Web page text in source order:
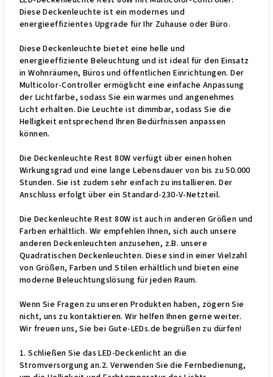
Diese Deckenleuchte ist ein modernes und
energieeffizientes Upgrade für Ihr Zuhause oder Büro.
Diese Deckenleuchte bietet eine helle und
energieeffiziente Beleuchtung und ist ideal für den Einsatz
in Wohnräumen, Büros und öffentlichen Einrichtungen. Der
Multicolor-Controller ermöglicht eine einfache Anpassung
der Lichtfarbe, sodass Sie ein warmes und angenehmes
Licht erhalten. Die Leuchte ist dimmbar, sodass Sie die
Helligkeit entsprechend Ihren Bedürfnissen anpassen
können.
Die Deckenleuchte Rest 80W verfügt über einen hohen
Wirkungsgrad und eine lange Lebensdauer von bis zu 50.000
Stunden. Sie ist zudem sehr einfach zu installieren. Der
Anschluss erfolgt über ein Standard-230-V-Netzteil.
Die Deckenleuchte Rest 80W ist auch in anderen Größen und
Farben erhältlich. Wir empfehlen Ihnen, sich auch unsere
anderen Deckenleuchten anzusehen, z.B. unsere
Quadratischen Deckenleuchten. Diese sind in einer Vielzahl
von Größen, Farben und Stilen erhältlich und bieten eine
moderne Beleuchtungslösung für jeden Raum.
Wenn Sie Fragen zu unseren Produkten haben, zögern Sie
nicht, uns zu kontaktieren. Wir helfen Ihnen gerne weiter.
Wir freuen uns, Sie bei Gute-LEDs.de begrüßen zu dürfen!
1. Schließen Sie das LED-Deckenlicht an die
Stromversorgung an.2. Verwenden Sie die Fernbedienung,